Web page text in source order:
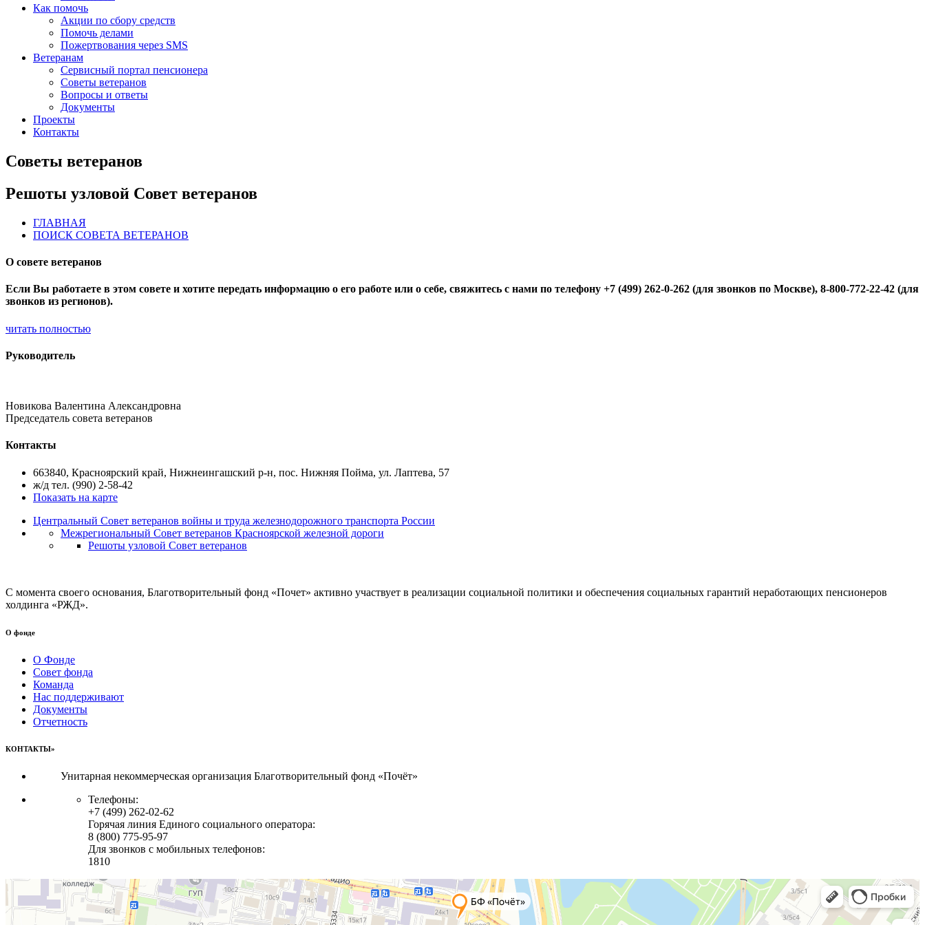
Как помочь
Акции по сбору средств
Помочь делами
Пожертвования через SMS
Ветеранам
Сервисный портал пенсионера
Советы ветеранов
Вопросы и ответы
Документы
Проекты
Контакты
Советы ветеранов
Решоты узловой Совет ветеранов
ГЛАВНАЯ
ПОИСК СОВЕТА ВЕТЕРАНОВ
О совете ветеранов
Если Вы работаете в этом совете и хотите передать информацию о его работе или о себе, свяжитесь с нами по телефону +7 (499) 262-0-262 (для звонков по Москве), 8-800-772-22-42 (для
звонков из регионов).
читать полностью
Руководитель
Новикова Валентина Александровна
Председатель совета ветеранов
Контакты
663840, Красноярский край, Нижнеингашский р-н, пос. Нижняя Пойма, ул. Лаптева, 57
ж/д тел. (990) 2-58-42
Показать на карте
Центральный Совет ветеранов войны и труда железнодорожного транспорта России
Межрегиональный Совет ветеранов Красноярской железной дороги
Решоты узловой Совет ветеранов
С момента своего основания, Благотворительный фонд «Почет» активно участвует в реализации социальной политики и обеспечения социальных гарантий неработающих пенсионеров
холдинга «РЖД».
О фонде
О Фонде
Совет фонда
Команда
Нас поддерживают
Документы
Отчетность
КОНТАКТЫ»
Унитарная некоммерческая организация Благотворительный фонд «Почёт»
Телефоны:
+7 (499) 262-02-62
Горячая линия Единого социального оператора:
8 (800) 775-95-97
Для звонков с мобильных телефонов:
1810